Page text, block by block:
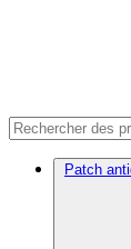
Patch